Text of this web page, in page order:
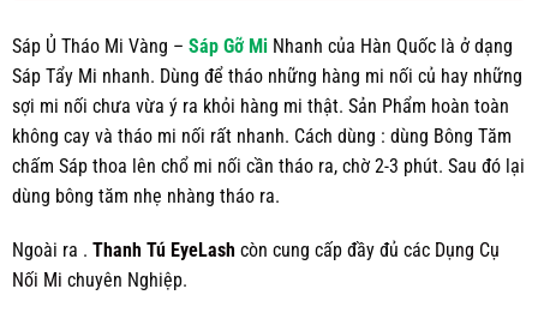
Sáp Ủ Tháo Mi Vàng – Sáp Gỡ Mi Nhanh của Hàn Quốc là ở dạng
Sáp Tẩy Mi nhanh. Dùng để tháo những hàng mi nối củ hay những
sợi mi nối chưa vừa ý ra khỏi hàng mi thật. Sản Phẩm hoàn toàn
không cay và tháo mi nối rất nhanh. Cách dùng : dùng Bông Tăm
chấm Sáp thoa lên chổ mi nối cần tháo ra, chờ 2-3 phút. Sau đó lại
dùng bông tăm nhẹ nhàng tháo ra.
Ngoài ra . Thanh Tú EyeLash còn cung cấp đầy đủ các Dụng Cụ
Nối Mi chuyên Nghiệp.